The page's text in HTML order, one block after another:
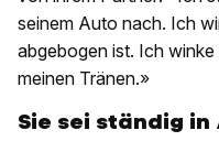
seinem Auto nach. Ich
abgebogen ist. Ich
meinen Tränen.»
Sie sei ständig